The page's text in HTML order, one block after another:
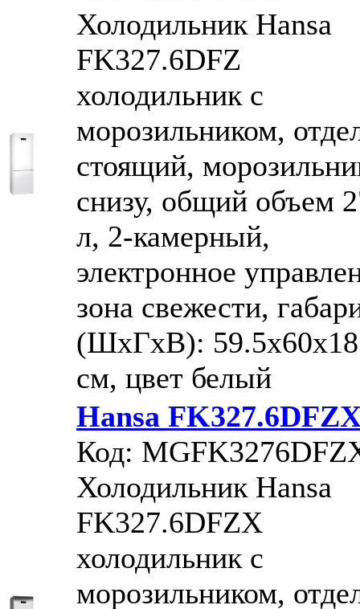
Холодильник Hansa
FK327.6DFZ
холодильник с
морозильником,
стоящий,
снизу, общий объем
л, 2-камерный,
электронное
зона свежести,
(ШxГxВ):
см, цвет белый
Hansa
Код:
Холодильник Hansa
FK327.6DFZX
холодильник с
морозильником,